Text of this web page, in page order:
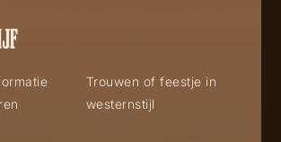
Trouwen of feestje in
westernstijl